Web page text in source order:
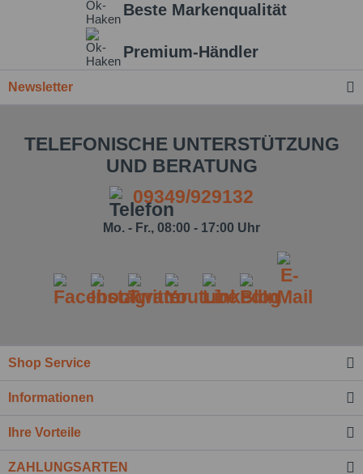
Ich habe dieDatenschutzbestimmungzur Kenntnis
genommen.*
Beste Markenqualität
Premium-Händler
Newsletter
TELEFONISCHE UNTERSTÜTZUNG
UND BERATUNG
09349/929132
Mo. - Fr., 08:00 - 17:00 Uhr
Shop Service
Informationen
Ihre Vorteile
ZAHLUNGSARTEN